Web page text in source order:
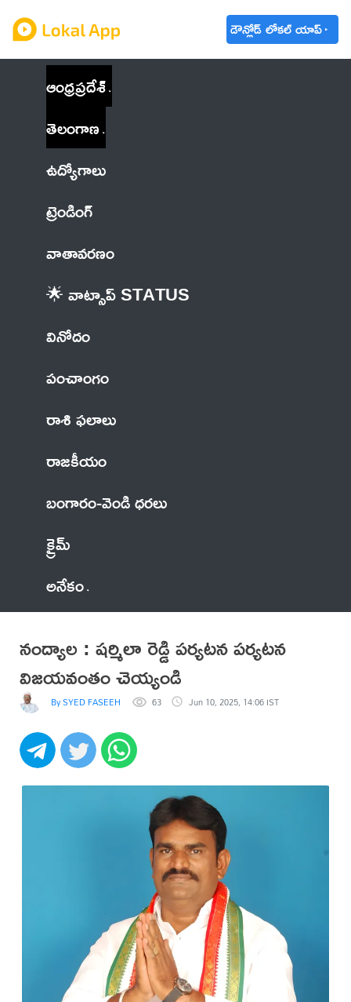
డౌన్లోడ్ లోకల్ యాప్
ఆంధ్రప్రదేశ్
తెలంగాణ
ఉద్యోగాలు
ట్రెండింగ్
వాతావరణం
🌟 వాట్సాప్ STATUS
వినోదం
పంచాంగం
రాశి ఫలాలు
రాజకీయం
బంగారం-వెండి ధరలు
క్రైమ్
అనేకం
నంద్యాల : షర్మిలా రెడ్డి పర్యటన పర్యటన
విజయవంతం చెయ్యండి
By SYED FASEEHULLAH KHADRI
63 Jun 10, 2025, 14:06 IST